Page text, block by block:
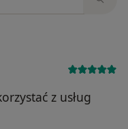
z usług